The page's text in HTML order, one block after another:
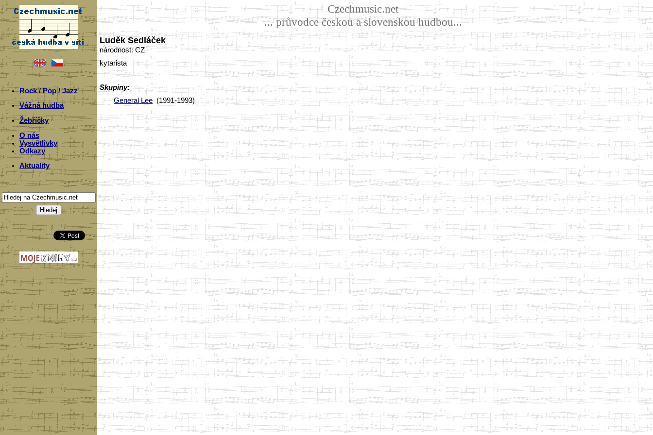
Rock / Pop / Jazz
Vážná hudba
Žebříčky
O nás
Vysvětlivky
Odkazy
Aktuality
Czechmusic.net
... průvodce českou a slovenskou hudbou...
Luděk Sedláček
národnost: CZ
kytarista
Skupiny:
General Lee(1991-1993)